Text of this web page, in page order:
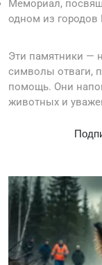
Мемориал,
одном из городов
Эти памятники —
символы отваги,
помощь. Они
животных и